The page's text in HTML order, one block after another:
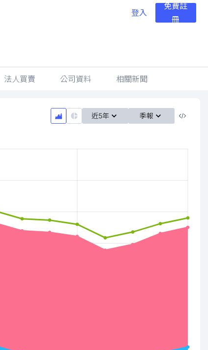
登入
免費註
冊
法人買賣 公司資料 相關新聞
近5年 季報